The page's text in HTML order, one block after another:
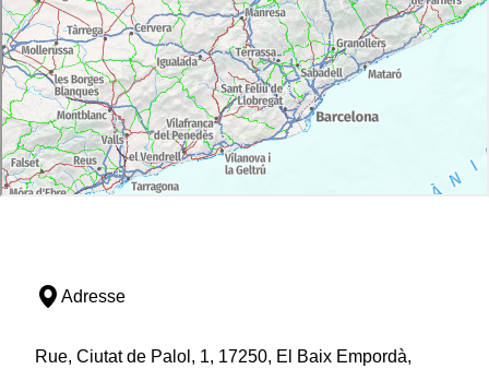
Adresse
Rue, Ciutat de Palol, 1, 17250, El Baix Empordà,